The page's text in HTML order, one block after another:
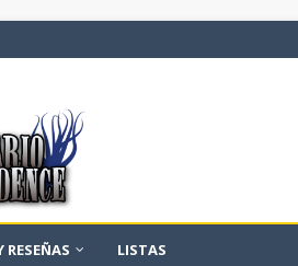
RESEÑAS LISTAS